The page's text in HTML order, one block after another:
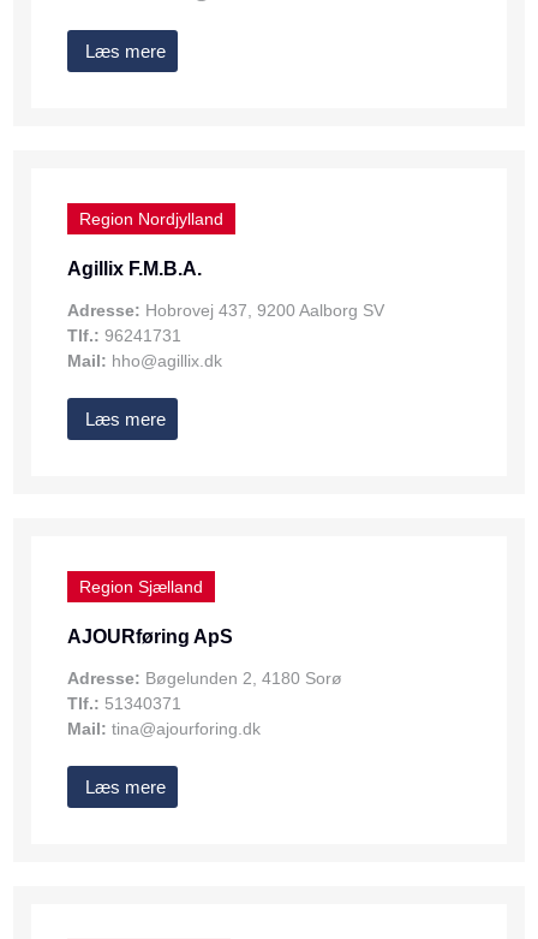
Læs mere
Region Nordjylland
Agillix F.M.B.A.
Adresse: Hobrovej 437, 9200 Aalborg SV
Tlf.: 96241731
Mail: hho@agillix.dk
Læs mere
Region Sjælland
AJOURføring ApS
Adresse: Bøgelunden 2, 4180 Sorø
Tlf.: 51340371
Mail: tina@ajourforing.dk
Læs mere